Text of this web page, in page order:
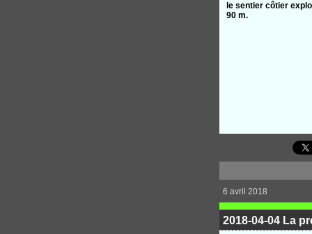
le sentier côtier
90 m.
6 avril 2018
2018-04-04 La